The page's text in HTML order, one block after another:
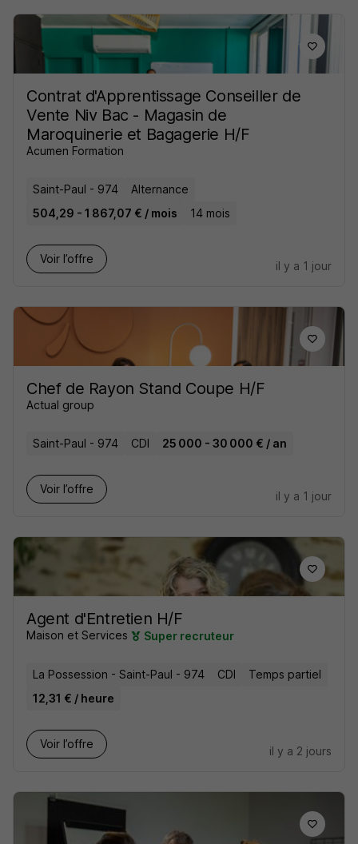
Contrat d'Apprentissage Conseiller de
Vente Niv Bac - Magasin de
Maroquinerie et Bagagerie H/F
Acumen Formation
Saint-Paul - 974
Alternance
504,29 - 1 867,07 € / mois
14 mois
Voir l’offre
il y a 1 jour
Chef de Rayon Stand Coupe H/F
Actual group
Saint-Paul - 974 CDI 25 000 - 30 000 € / an
Voir l’offre
il y a 1 jour
Agent d'Entretien H/F
Maison et Services Super recruteur
La Possession - Saint-Paul - 974 CDI
Temps partiel
12,31 € / heure
Voir l’offre
il y a 2 jours